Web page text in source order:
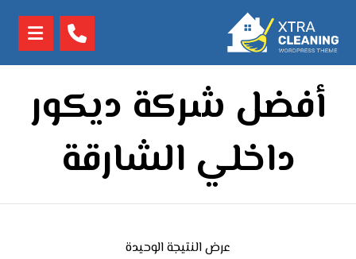
أفضل شركة ديكور
داخلي الشارقة
عرض النتيجة الوحيدة